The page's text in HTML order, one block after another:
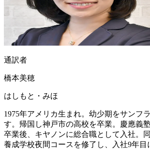
通訳者
橋本美穂
はしもと・みほ
1975年アメリカ生まれ。幼少期をサンフ
す。帰国し神戸市の高校を卒業。慶應義
卒業後、キヤノンに総合職として入社。
養成学校夜間コースを修了し、入社9年目